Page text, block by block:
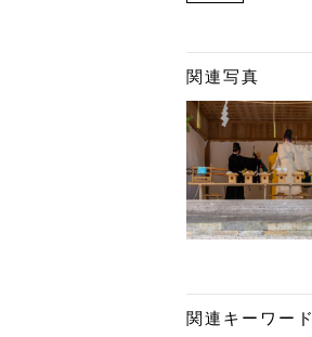
関連写真
関連キーワード